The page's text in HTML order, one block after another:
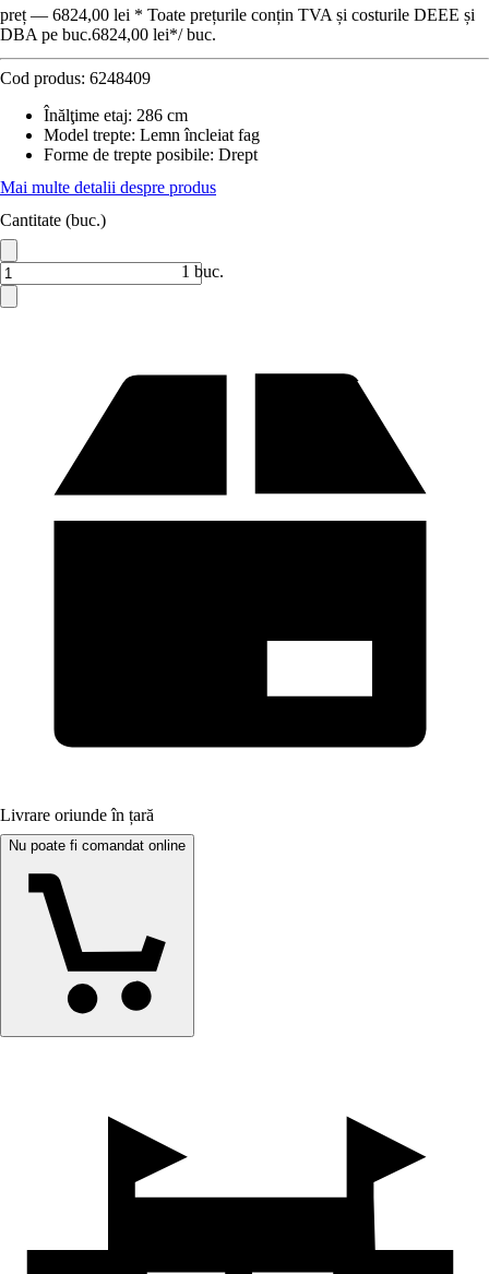
preț — 6824,00 lei * Toate prețurile conțin TVA și costurile DEEE și
DBA pe buc.6824,00 lei*/ buc.
Cod produs: 6248409
Înălţime etaj: 286 cm
Model trepte: Lemn încleiat fag
Forme de trepte posibile: Drept
Mai multe detalii despre produs
Cantitate (buc.)
1 buc.
Livrare oriunde în țară
Nu poate fi comandat online